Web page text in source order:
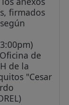
firmados
de
de la
"Cesar